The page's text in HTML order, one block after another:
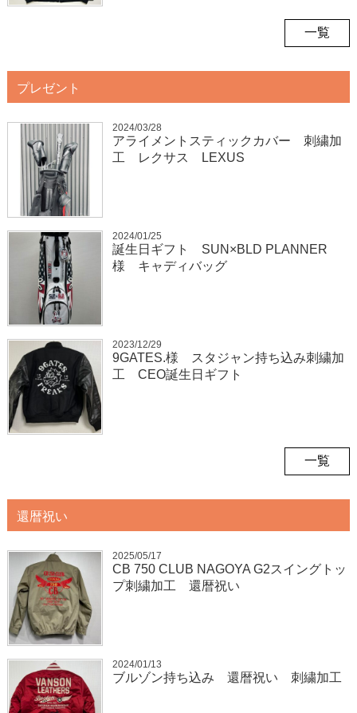
一覧
プレゼント
2024/03/28
アライメントスティックカバー 刺繍加
工 レクサス LEXUS
2024/01/25
誕生日ギフト SUN×BLD PLANNER
様 キャディバッグ
2023/12/29
9GATES.様 スタジャン持ち込み刺繍加
工 CEO誕生日ギフト
一覧
還暦祝い
2025/05/17
CB 750 CLUB NAGOYA G2スイングトッ
プ刺繍加工 還暦祝い
2024/01/13
ブルゾン持ち込み 還暦祝い 刺繍加工